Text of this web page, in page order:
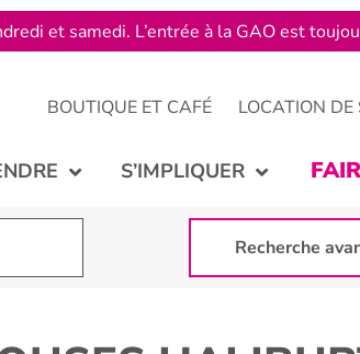
BOUTIQUE ET CAFÉ LOCATION DE
S’IMPLIQUER
Recherche
et samedi. L’entrée à la GAO est